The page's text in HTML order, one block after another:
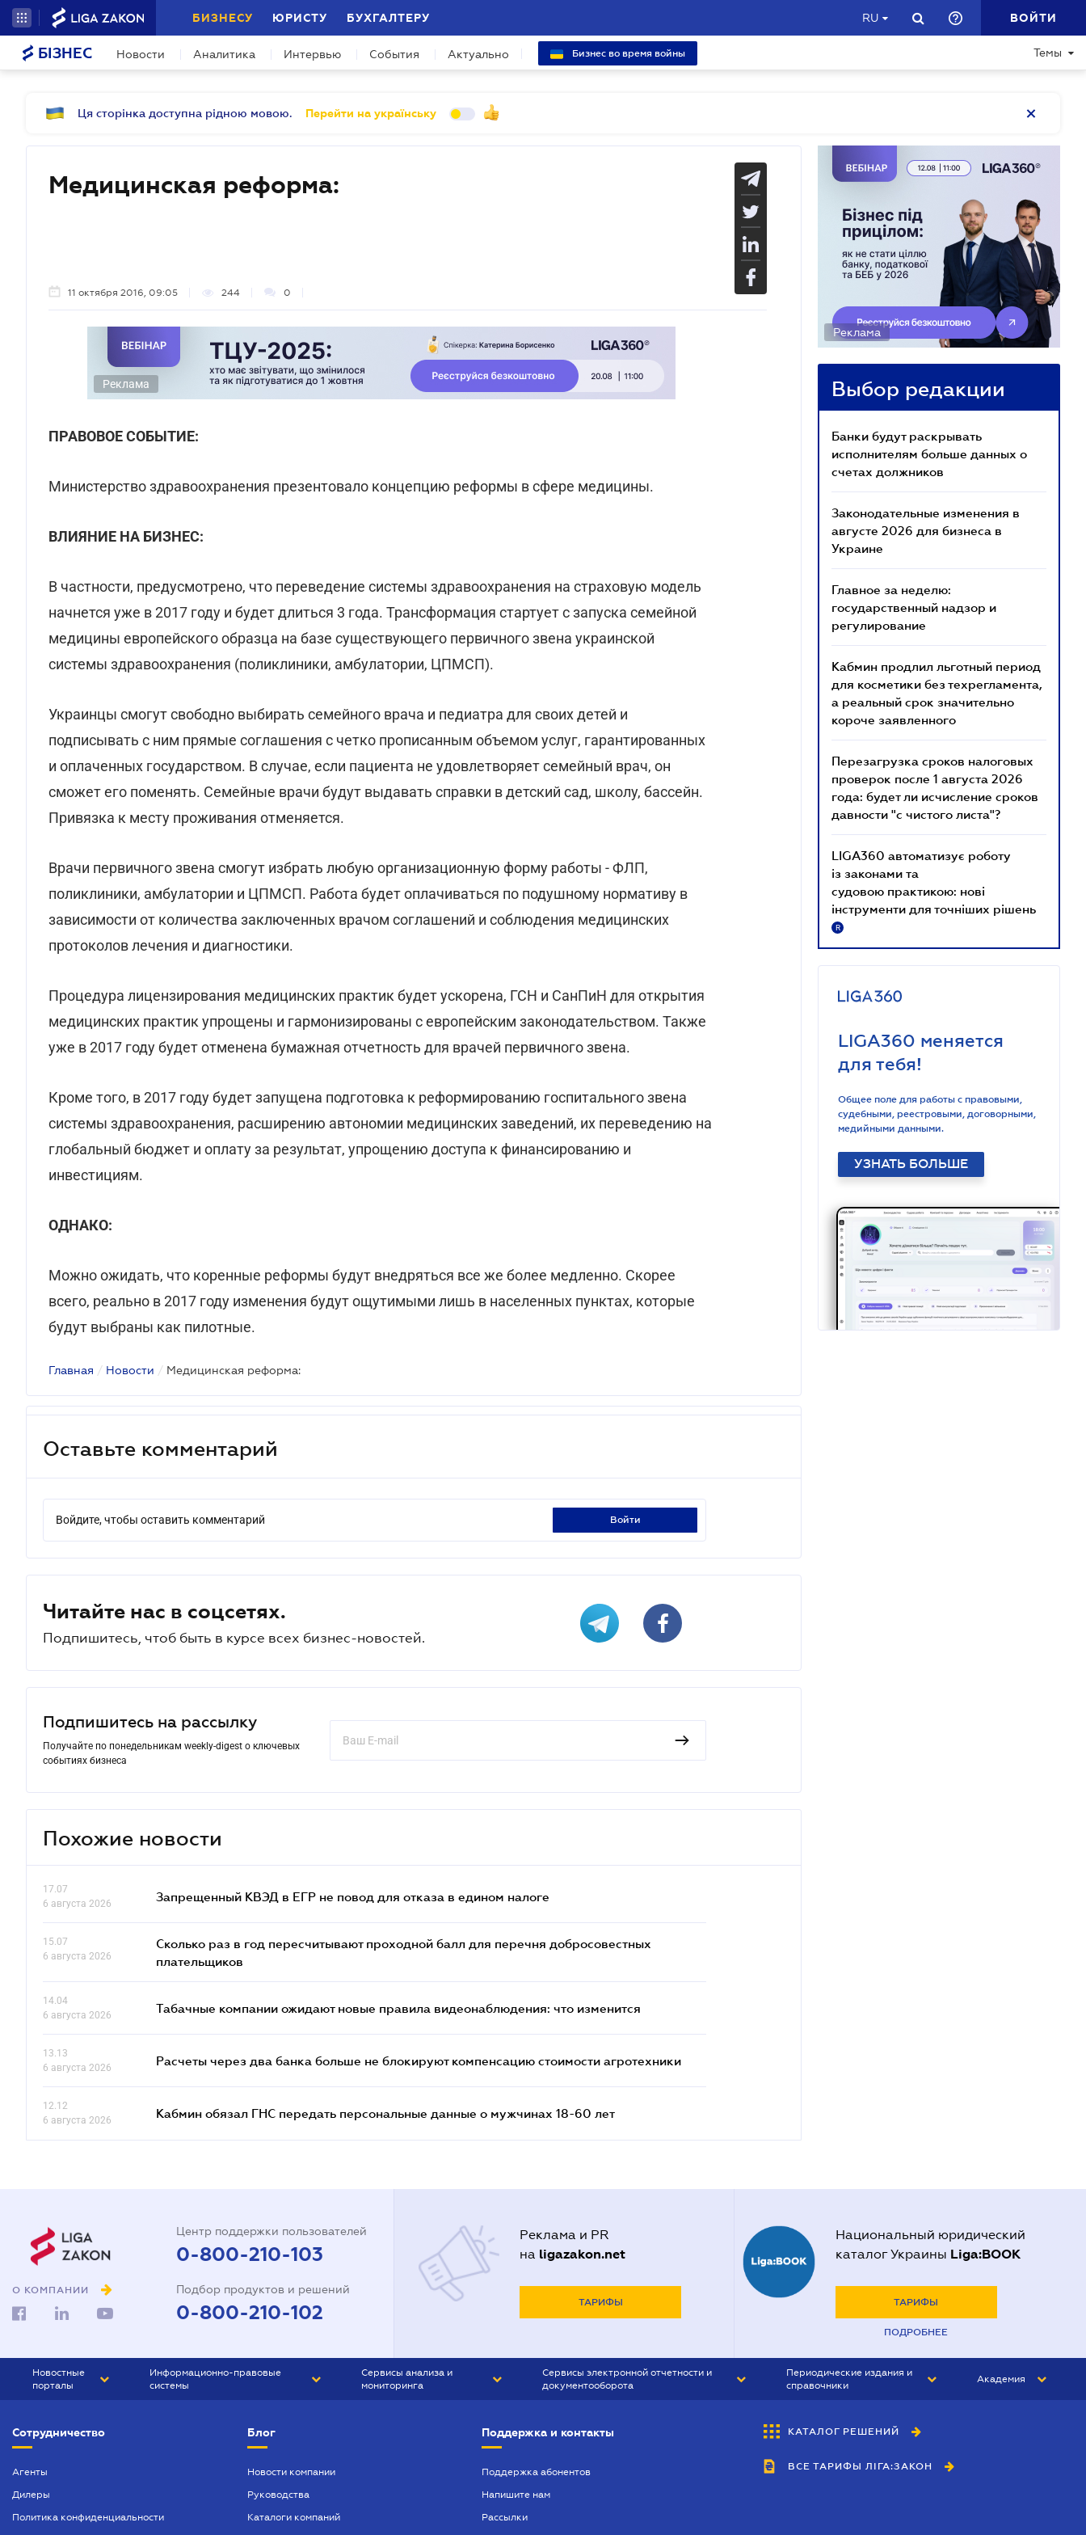
БИЗНЕСУ ЮРИСТУ БУХГАЛТЕРУ RU ВОЙТИ
БІЗНЕС Новости Аналитика Интервью События Актуально Бизнес во время войны Темы
Ця сторінка доступна рідною мовою. Перейти на українську
Медицинская реформа:
11 октября 2016, 09:05 244 0
Реклама
ПРАВОВОЕ СОБЫТИЕ:
Министерство здравоохранения презентовало концепцию реформы в сфере медицины.
ВЛИЯНИЕ НА БИЗНЕС:
В частности, предусмотрено, что переведение системы здравоохранения на страховую модель
начнется уже в 2017 году и будет длиться 3 года. Трансформация стартует с запуска семейной
медицины европейского образца на базе существующего первичного звена украинской
системы здравоохранения (поликлиники, амбулатории, ЦПМСП).
Украинцы смогут свободно выбирать семейного врача и педиатра для своих детей и
подписывать с ним прямые соглашения с четко прописанным объемом услуг, гарантированных
и оплаченных государством. В случае, если пациента не удовлетворяет семейный врач, он
сможет его поменять. Семейные врачи будут выдавать справки в детский сад, школу, бассейн.
Привязка к месту проживания отменяется.
Врачи первичного звена смогут избрать любую организационную форму работы - ФЛП,
поликлиники, амбулатории и ЦПМСП. Работа будет оплачиваться по подушному нормативу в
зависимости от количества заключенных врачом соглашений и соблюдения медицинских
протоколов лечения и диагностики.
Процедура лицензирования медицинских практик будет ускорена, ГСН и СанПиН для открытия
медицинских практик упрощены и гармонизированы с европейским законодательством. Также
уже в 2017 году будет отменена бумажная отчетность для врачей первичного звена.
Кроме того, в 2017 году будет запущена подготовка к реформированию госпитального звена
системы здравоохранения, расширению автономии медицинских заведений, их переведению на
глобальный бюджет и оплату за результат, упрощению доступа к финансированию и
инвестициям.
ОДНАКО:
Можно ожидать, что коренные реформы будут внедряться все же более медленно. Скорее
всего, реально в 2017 году изменения будут ощутимыми лишь в населенных пунктах, которые
будут выбраны как пилотные.
Главная / Новости / Медицинская реформа:
Оставьте комментарий
Войдите, чтобы оставить комментарий войти
Читайте нас в соцсетях.
Подпишитесь, чтоб быть в курсе всех бизнес-новостей.
Подпишитесь на рассылку
Получайте по понедельникам weekly-digest о ключевых
событиях бизнеса
Похожие новости
17.07
6 августа 2026
Запрещенный КВЭД в ЕГР не повод для отказа в едином налоге
15.07
6 августа 2026
Сколько раз в год пересчитывают проходной балл для перечня добросовестных
плательщиков
14.04
6 августа 2026
Табачные компании ожидают новые правила видеонаблюдения: что изменится
13.13
6 августа 2026
Расчеты через два банка больше не блокируют компенсацию стоимости агротехники
12.12
6 августа 2026
Кабмин обязал ГНС передать персональные данные о мужчинах 18-60 лет
Реклама
Выбор редакции
Банки будут раскрывать
исполнителям больше данных о
счетах должников
Законодательные изменения в
августе 2026 для бизнеса в
Украине
Главное за неделю:
государственный надзор и
регулирование
Кабмин продлил льготный период
для косметики без техрегламента,
а реальный срок значительно
короче заявленного
Перезагрузка сроков налоговых
проверок после 1 августа 2026
года: будет ли исчисление сроков
давности "с чистого листа"?
LIGA360 автоматизує роботу
із законами та
судовою практикою: нові
інструменти для точніших рішень
R
LIGA360 меняется
для тебя!
Общее поле для работы с правовыми,
судебными, реестровыми, договорными,
медийными данными.
УЗНАТЬ БОЛЬШЕ
О КОМПАНИИ
Центр поддержки пользователей
0-800-210-103
Подбор продуктов и решений
0-800-210-102
Реклама и PR
на ligazakon.net
ТАРИФЫ
Национальный юридический
каталог Украины Liga:BOOK
ТАРИФЫ
ПОДРОБНЕЕ
Новостные
порталы
БИЗНЕС
Информационно-правовые
системы
БУХГАЛТЕР ПРОФ
ЮРИСТ ПРОФ
Сервисы анализа и
мониторинга
Сервисы электронной отчетности и
документооборота
Периодические издания и
справочники
БУХГАЛТЕР&ЗАКОН
ВЕСТНИК МСФО
Академия
Сотрудничество
Агенты
Дилеры
Политика конфиденциальности
Блог
Новости компании
Руководства
Каталоги компаний
Поддержка и контакты
Поддержка абонентов
Напишите нам
Рассылки
КАТАЛОГ РЕШЕНИЙ
ВСЕ ТАРИФЫ ЛІГА:ЗАКОН